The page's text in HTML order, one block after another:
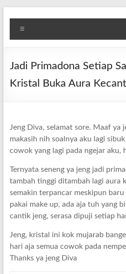
content
Diva
Aura
Pusat
Layanan
Jadi Primadona Setiap
Kristal Buka Aura
Jeng Diva, selamat sore. Maaf ya
makasih nih soalnya aku lagi
cowok yang lagi pada ngejar aku,
Ternyata seneng ya jeng jadi
tambah tinggi ditambah lagi aura
semakin terpancar meskipun
pakai make up, ada aja tuh yang
cantik jeng, serasa dipuji setiap
Jeng, kristal ini kok mujarab
hari aja semua cowok pada
Thanks ya jeng Diva